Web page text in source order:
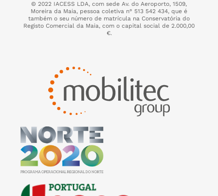
© 2022 IACESS LDA, com sede Av. do Aeroporto, 1509,
Moreira da Maia, pessoa coletiva n° 513 542 434, que é
também o seu número de matrícula na Conservatória do
Registo Comercial da Maia, com o capital social de 2.000,00
€.